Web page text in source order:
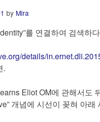
by Mira
를 연결하여 검색하
details/
.
Eliot OM에 관해서도
개념에 시선이 꽂혀 아래